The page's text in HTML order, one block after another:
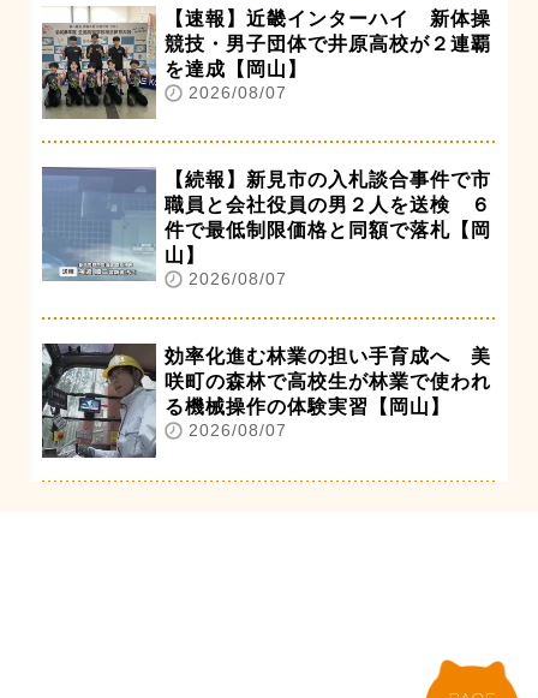
【速報】近畿インターハイ 新体操
競技・男子団体で井原高校が２連覇
を達成【岡山】
2026/08/07
【続報】新見市の入札談合事件で市
職員と会社役員の男２人を送検 ６
件で最低制限価格と同額で落札【岡
山】
2026/08/07
効率化進む林業の担い手育成へ 美
咲町の森林で高校生が林業で使われ
る機械操作の体験実習【岡山】
2026/08/07